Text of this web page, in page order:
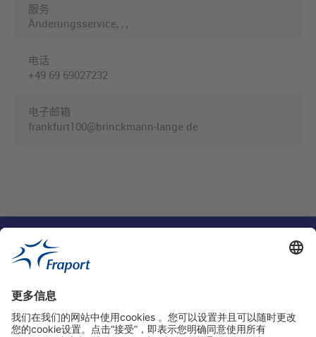
服务
Änderungsservice, , ,
电话
+49 69 69027232
电子邮箱
frankfurt100@brinckmann-lange.de
实用链接